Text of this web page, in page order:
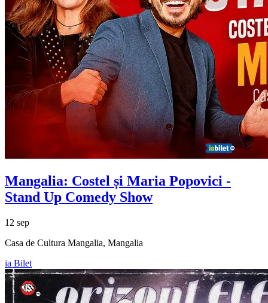
Mangalia: Costel și Maria Popovici -
Stand Up Comedy Show
12 sep
Casa de Cultura Mangalia, Mangalia
ia Bilet